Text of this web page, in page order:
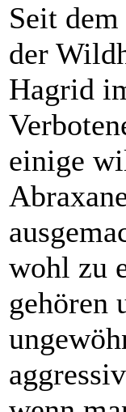
Seit
der
Hagrid
einige
wohl zu
gehören